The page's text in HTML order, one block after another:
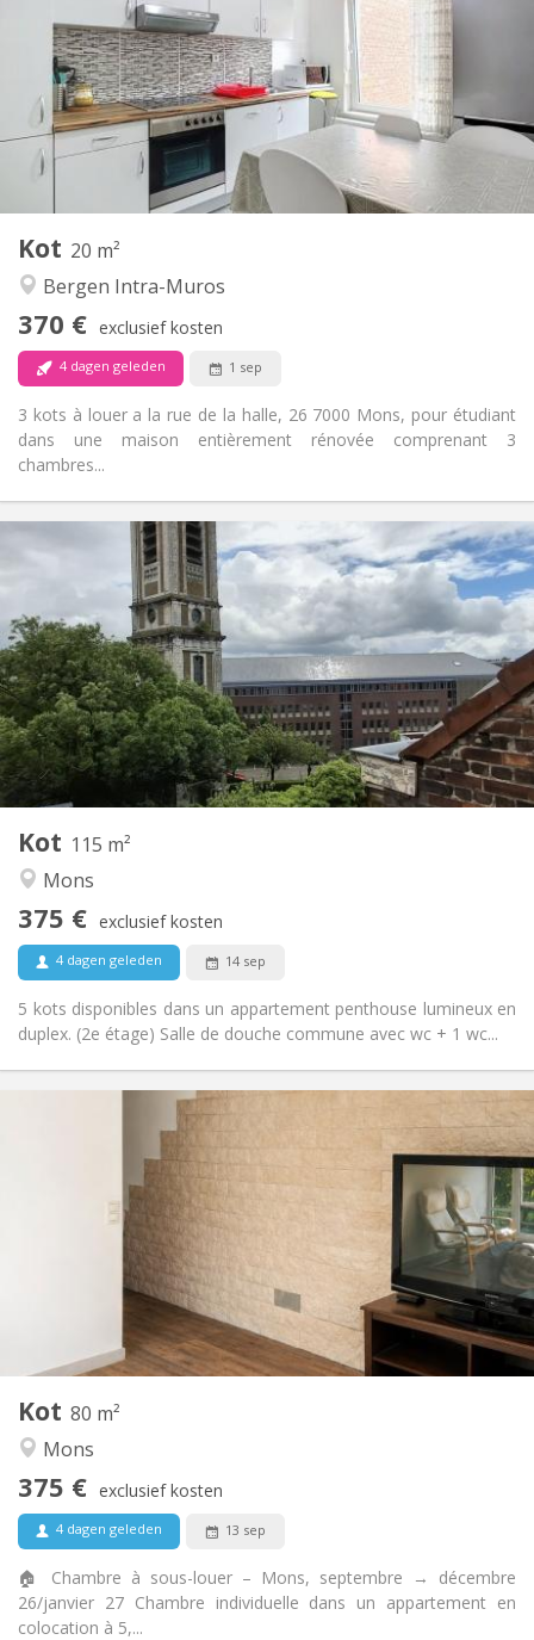
Kot 20 m²
Bergen Intra-Muros
370 € exclusief kosten
4 dagen geleden 1 sep
3 kots à louer a la rue de la halle, 26 7000 Mons, pour étudiant
dans une maison entièrement rénovée comprenant 3
chambres...
80 €
12 maanden, 11 maanden, 10 maanden
Domiciliëring:
Nee
Inrichting
Badkamer:
Gemeenschappelijk
Keuken:
Gemeenschappelijk
20 m
2
Private kamers:
1
Hartelijk, rustig, gemeenschappelijk, ernstig
Kot 115 m²
Mons
375 € exclusief kosten
4 dagen geleden 14 sep
5 kots disponibles dans un appartement penthouse lumineux en
duplex. (2e étage) Salle de douche commune avec wc + 1 wc...
Praktische Informatie
Huur:
375 €
Kosten:
60 €
Duur:
12 maanden
Domiciliëring:
Toegelaten
Inrichting
Badkamer:
Gemeenschappelijk
Keuken:
Gemeenschappelijk
Oppervlakte:
115 m
2
Private kamers:
5
Kot 80 m²
Mons
375 € exclusief kosten
4 dagen geleden 13 sep
🏠 Chambre à sous-louer – Mons, septembre → décembre
26/janvier 27 Chambre individuelle dans un appartement en
colocation à 5,...
Praktische Informatie
Huur:
375 €
Kosten:
Duur:
5-6 maanden
Domiciliëring:
Nee
Inrichting
Badkamer:
Gemeenschappelijk
Keuken:
Gemeenschappelijk
Oppervlakte:
Private kamers:
1